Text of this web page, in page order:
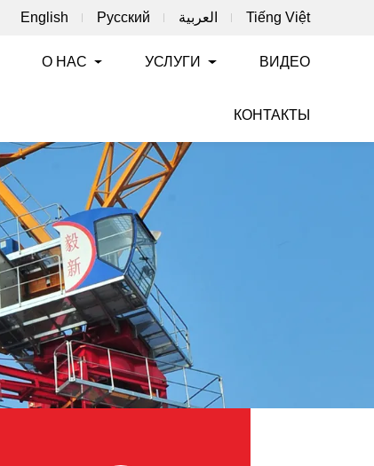
English Русский العربية Tiếng Việt
О НАС УСЛУГИ ВИДЕО
КОНТАКТЫ